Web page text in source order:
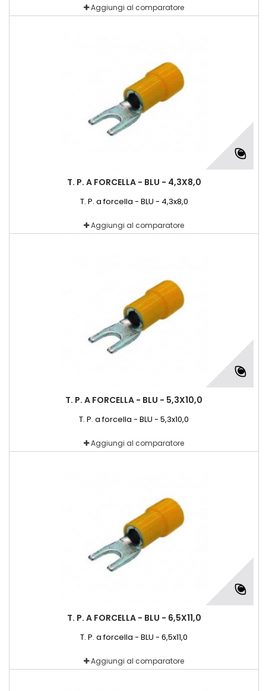
Aggiungi al comparatore
T. P. A FORCELLA - BLU - 4,3X8,0
T. P. a forcella - BLU - 4,3x8,0
Aggiungi al comparatore
T. P. A FORCELLA - BLU - 5,3X10,0
T. P. a forcella - BLU - 5,3x10,0
Aggiungi al comparatore
T. P. A FORCELLA - BLU - 6,5X11,0
T. P. a forcella - BLU - 6,5x11,0
Aggiungi al comparatore